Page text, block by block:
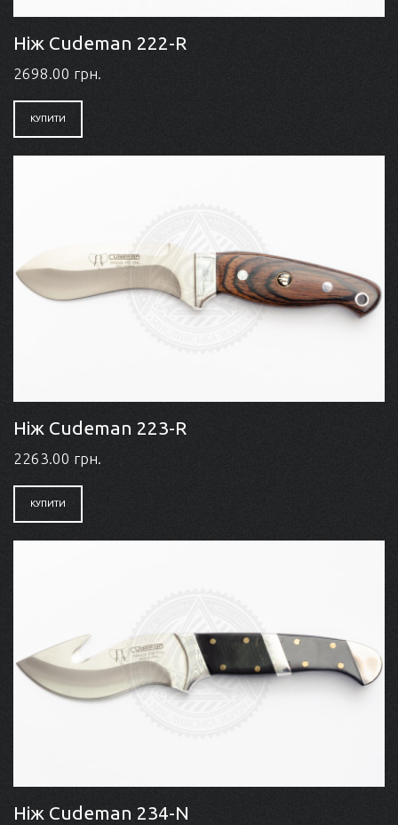
Ніж Cudeman 222-R
2698.00 грн.
КУПИТИ
Ніж Cudeman 223-R
2263.00 грн.
КУПИТИ
Ніж Cudeman 234-N